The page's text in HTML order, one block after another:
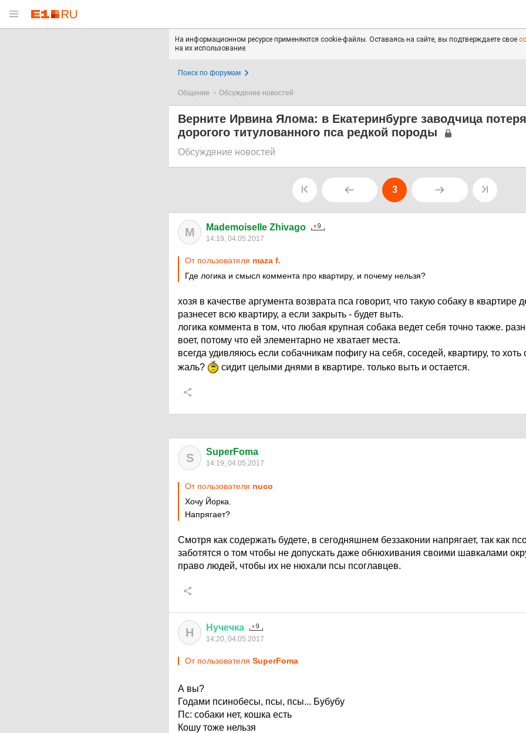
На информационном ресурсе применяются cookie-файлы. Оставаясь на сайте, вы подтверждаете свое
на их использование.
Поиск по форумам
Общение Обсуждение новостей
Верните Ирвина Ялома: в Екатеринбурге заводчица
дорогого титулованного пса редкой породы
Обсуждение новостей
3
M Mademoiselle Zhivago
14:19, 04.05.2017
От пользователя maza f.
Где логика и смысл коммента про квартиру, и почему нельзя?
хозя в качестве аргумента возврата пса говорит, что такую собаку в квартире
разнесет всю квартиру, а если закрыть - будет выть.
логика коммента в том, что любая крупная собака ведет себя точно также.
воет, потому что ей элементарно не хватает места.
всегда удивляюсь если собачникам пофигу на себя, соседей, квартиру, то хоть
жаль?
сидит целыми днями в квартире. только выть и остается.
S SuperFoma
14:19, 04.05.2017
От пользователя nuco
Хочу Йорка.
Напрягает?
Смотря как содержать будете, в сегодняшнем беззаконии напрягает, так как
заботятся о том чтобы не допускать даже обнюхивания своими шавкалами
право людей, чтобы их не нюхали псы псоглавцев.
Н Нучечка
14:20, 04.05.2017
От пользователя SuperFoma
А вы?
Годами псинобесы, псы, псы... Бубубу
Пс: собаки нет, кошка есть
Кошу тоже нельзя